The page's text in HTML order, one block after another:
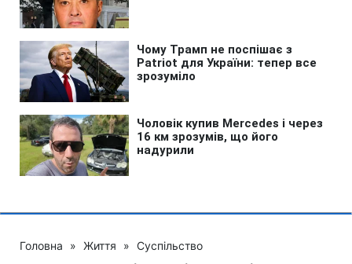
Головна » Життя » Суспільство